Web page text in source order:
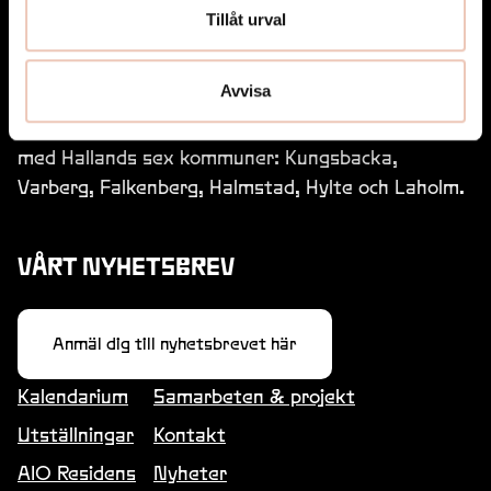
Tillåt urval
Avvisa
Art Inside Out drivs av Region Halland i samarbete
med Hallands sex kommuner: Kungsbacka,
Varberg, Falkenberg, Halmstad, Hylte och Laholm.
VÅRT NYHETSBREV
Anmäl dig till nyhetsbrevet här
Kalendarium
Utställningar
AIO Residens
Samarbeten & projekt
Kontakt
Nyheter